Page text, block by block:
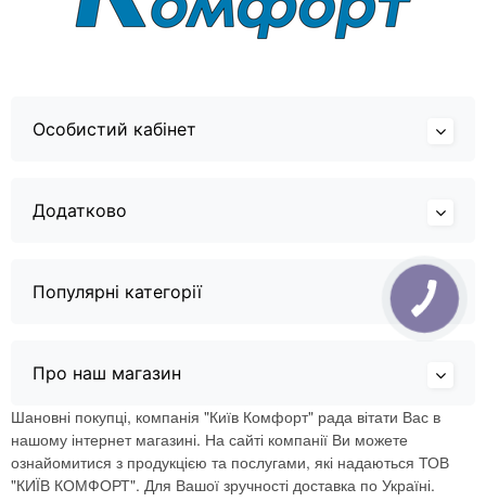
Особистий кабінет
Додатково
Популярні категорії
Про наш магазин
Шановні покупці, компанія "Київ Комфорт" рада вітати Вас в
нашому інтернет магазині. На сайті компанії Ви можете
ознайомитися з продукцією та послугами, які надаються ТОВ
"КИЇВ КОМФОРТ". Для Вашої зручності доставка по Україні.